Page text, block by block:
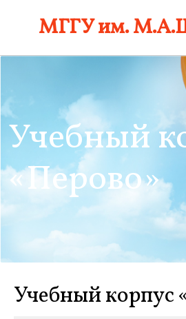
МГГУ им.
Учебный
«Перово»
Учебный корпус